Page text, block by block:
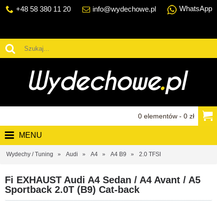
+48 58 380 11 20 info@wydechowe.pl WhatsApp
0 elementów - 0 zł
MENU
Wydechy / Tuning Audi A4 A4 B9 2.0 TFSI
Fi EXHAUST Audi A4 Sedan / A4 Avant / A5
Sportback 2.0T (B9) Cat-back